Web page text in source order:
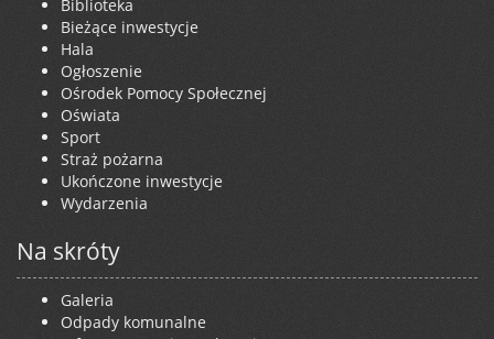
Biblioteka
Bieżące inwestycje
Hala
Ogłoszenie
Ośrodek Pomocy Społecznej
Oświata
Sport
Straż pożarna
Ukończone inwestycje
Wydarzenia
Na skróty
Galeria
Odpady komunalne